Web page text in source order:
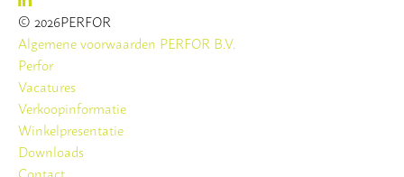
© 2026PERFOR
Algemene voorwaarden PERFOR B.V.
Perfor
Vacatures
Verkoopinformatie
Winkelpresentatie
Downloads
Contact